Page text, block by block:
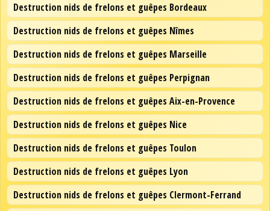
Destruction nids de frelons et guêpes Bordeaux
Destruction nids de frelons et guêpes Nîmes
Destruction nids de frelons et guêpes Marseille
Destruction nids de frelons et guêpes Perpignan
Destruction nids de frelons et guêpes Aix-en-Provence
Destruction nids de frelons et guêpes Nice
Destruction nids de frelons et guêpes Toulon
Destruction nids de frelons et guêpes Lyon
Destruction nids de frelons et guêpes Clermont-Ferrand